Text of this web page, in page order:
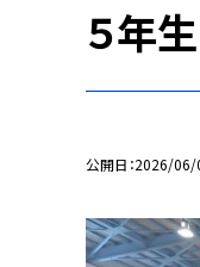
５年生
公開日 2026/06/